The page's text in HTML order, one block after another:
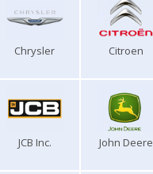
Chrysler Citroen
JCB Inc. John Deere